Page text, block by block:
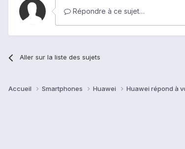
Répondre à ce sujet…
Aller sur la liste des sujets
Accueil Smartphones Huawei Huawei répond à